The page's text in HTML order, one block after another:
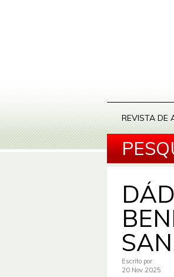
REVISTA DE
Escrito por
20 Nov 2025